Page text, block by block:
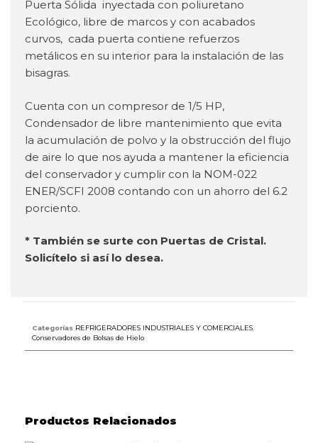
Puerta Sólida inyectada con poliuretano
Ecológico, libre de marcos y con acabados
curvos, cada puerta contiene refuerzos
metálicos en su interior para la instalación de las
bisagras.
Cuenta con un compresor de 1/5 HP,
Condensador de libre mantenimiento que evita
la acumulación de polvo y la obstrucción del flujo
de aire lo que nos ayuda a mantener la eficiencia
del conservador y cumplir con la NOM-022
ENER/SCFI 2008 contando con un ahorro del 6.2
porciento.
* También se surte con Puertas de Cristal.
Solicítelo si así lo desea.
Categorías REFRIGERADORES INDUSTRIALES Y COMERCIALES
Conservadores de Bolsas de Hielo
Productos Relacionados